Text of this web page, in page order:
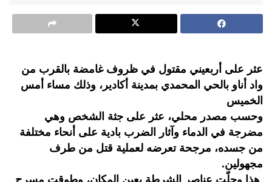
عثر على أربعيني مقتول في ظروف غامضة بالقرب من
واد أناو بالحي المحمدي بمدينة أكادير، وذلك مساء أمس
الخميس
وحسب مصدر محلي، عثر على جثة الشخص وهي
مضرجة في الدماء وآثار الضرب بادية على أنحاء مختلفة
من جسده، مرجحة تعرضه لعملية قتل من طرف
مجهولين.
هذا وحلّت عناصر الشرطة بعين المكان، وطوقت مسرح